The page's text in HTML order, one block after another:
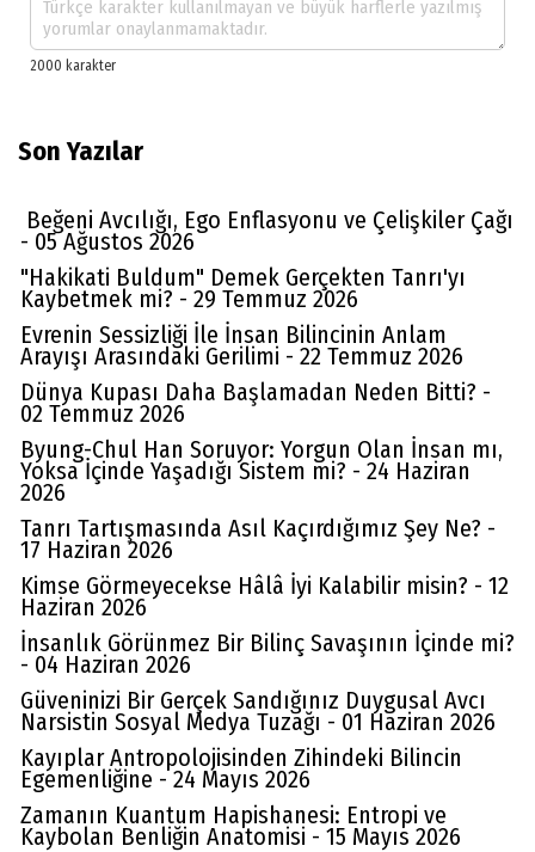
Son Yazılar
Beğeni Avcılığı, Ego Enflasyonu ve Çelişkiler Çağı
- 05 Ağustos 2026
"Hakikati Buldum" Demek Gerçekten Tanrı'yı
Kaybetmek mi? - 29 Temmuz 2026
Evrenin Sessizliği İle İnsan Bilincinin Anlam
Arayışı Arasındaki Gerilimi - 22 Temmuz 2026
Dünya Kupası Daha Başlamadan Neden Bitti? -
02 Temmuz 2026
Byung-Chul Han Soruyor: Yorgun Olan İnsan mı,
Yoksa İçinde Yaşadığı Sistem mi? - 24 Haziran
2026
Tanrı Tartışmasında Asıl Kaçırdığımız Şey Ne? -
17 Haziran 2026
Kimse Görmeyecekse Hâlâ İyi Kalabilir misin? - 12
Haziran 2026
İnsanlık Görünmez Bir Bilinç Savaşının İçinde mi?
- 04 Haziran 2026
Güveninizi Bir Gerçek Sandığınız Duygusal Avcı
Narsistin Sosyal Medya Tuzağı - 01 Haziran 2026
Kayıplar Antropolojisinden Zihindeki Bilincin
Egemenliğine - 24 Mayıs 2026
Zamanın Kuantum Hapishanesi: Entropi ve
Kaybolan Benliğin Anatomisi - 15 Mayıs 2026